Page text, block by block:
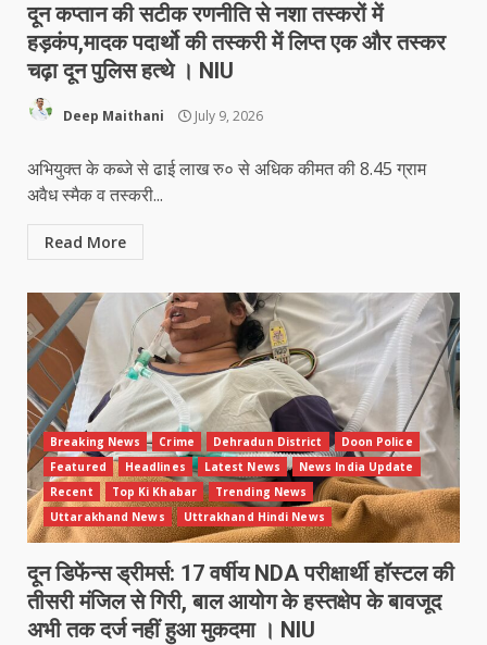
दून कप्तान की सटीक रणनीति से नशा तस्करों में
हड़कंप,मादक पदार्थो की तस्करी में लिप्त एक और तस्कर
चढ़ा दून पुलिस हत्थे । NIU
Deep Maithani July 9, 2026
अभियुक्त के कब्जे से ढाई लाख रु० से अधिक कीमत की 8.45 ग्राम
अवैध स्मैक व तस्करी...
Read More
Breaking News Crime Dehradun District
Doon Police
Featured
Headlines Latest News
News India Update
Recent
Top Ki Khabar
Trending News
Uttarakhand News
Uttrakhand Hindi News
दून डिफेंन्स ड्रीमर्स: 17 वर्षीय NDA परीक्षार्थी हॉस्टल की
तीसरी मंजिल से गिरी, बाल आयोग के हस्तक्षेप के बावजूद
अभी तक दर्ज नहीं हुआ मुकदमा । NIU